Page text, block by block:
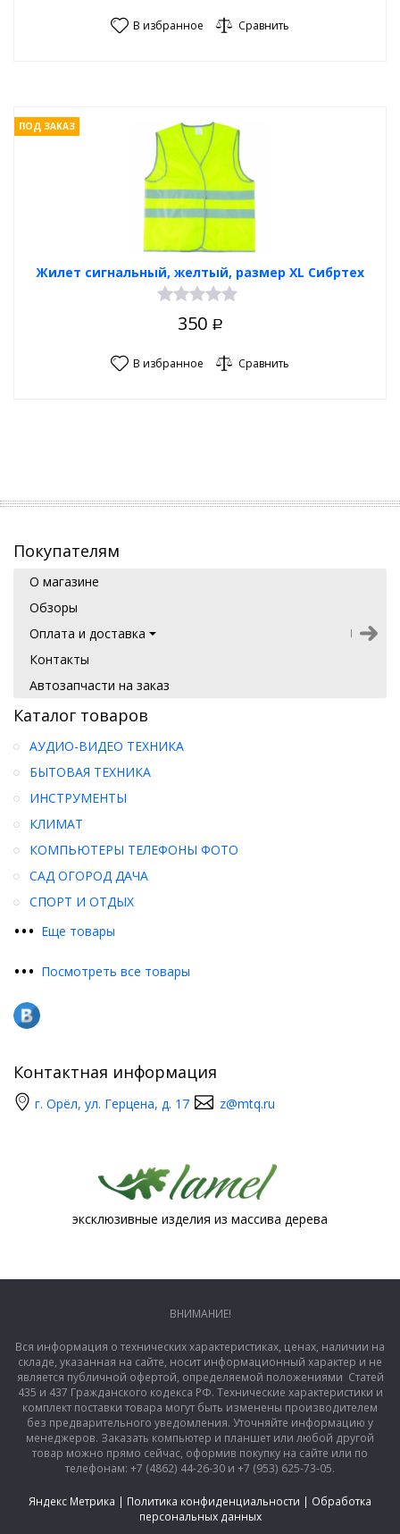
В избранное Сравнить
Жилет сигнальный, желтый, размер XL Сибртех
ПОД ЗАКАЗ
350 Р
В избранное Сравнить
Покупателям
О магазине
Обзоры
Оплата и доставка
Контакты
Автозапчасти на заказ
Каталог товаров
••• Еще товары
АУДИО-ВИДЕО ТЕХНИКА
БЫТОВАЯ ТЕХНИКА
ИНСТРУМЕНТЫ
КЛИМАТ
КОМПЬЮТЕРЫ ТЕЛЕФОНЫ ФОТО
САД ОГОРОД ДАЧА
СПОРТ И ОТДЫХ
••• Посмотреть все товары
Контактная информация
г. Орёл, ул. Герцена, д. 17 z@mtq.ru
эксклюзивные изделия из массива дерева
ВНИМАНИЕ!
Вся информация о технических характеристиках, ценах, наличии на
складе, указанная на сайте, носит информационный характер и не
является публичной офертой, определяемой положениями Статей
435 и 437 Гражданского кодекса РФ. Технические характеристики и
комплект поставки товара могут быть изменены производителем
без предварительного уведомления. Уточняйте информацию у
менеджеров. Заказать компьютер и планшет или любой другой
товар можно прямо сейчас, оформив покупку на сайте или по
телефонам: +7 (4862) 44-26-30 и +7 (953) 625-73-05.
Яндекс Метрика | Политика конфиденциальности | Обработка
персональных данных